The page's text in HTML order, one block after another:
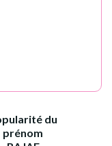
du
prénom